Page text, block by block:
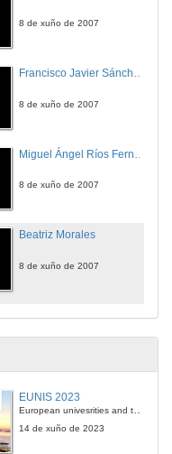
8 de xuño de 2007
Francisco Javier Sánchez Delgado
8 de xuño de 2007
8 de xuño de 2007
Beatriz Morales
8 de xuño de 2007
EUNIS 2023
European univesrities and the digital transformation: challenges and opportunities ahead
14 de xuño de 2023